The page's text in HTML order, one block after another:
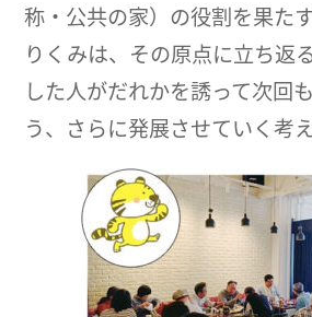
称・公共の家）の役割を果た
りくみは、その原点に立ち返
した人がだれかを誘って次回
う、さらに発展させていく考え